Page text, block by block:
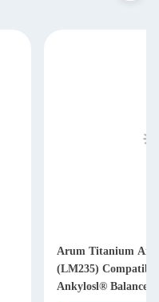
Arum Titanium
(LM235)
Ankylosl® Balance